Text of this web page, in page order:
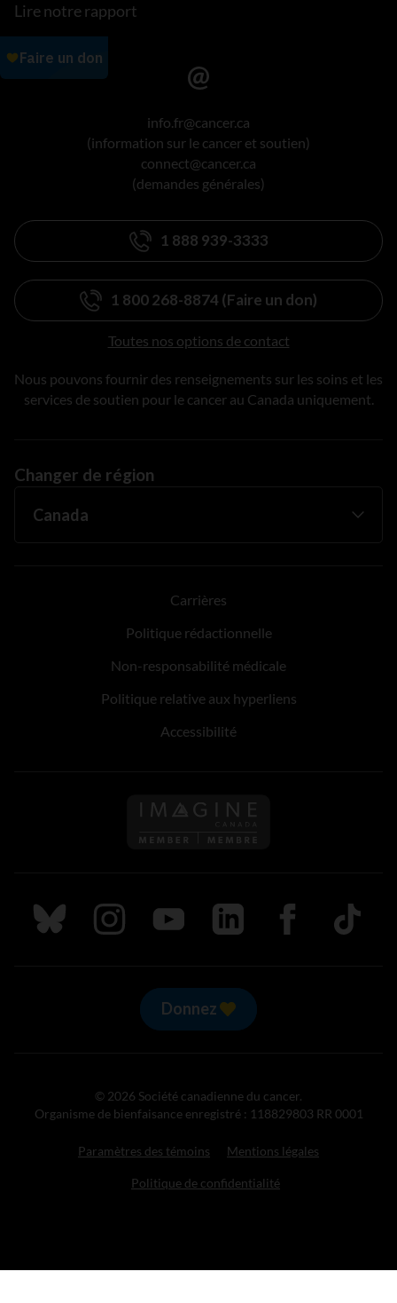
Lire notre rapport
info.fr@cancer.ca
(information sur le cancer et soutien)
connect@cancer.ca
(demandes générales)
1 888 939-3333
1 800 268-8874 (Faire un don)
Toutes nos options de contact
Nous pouvons fournir des renseignements sur les soins et les
services de soutien pour le cancer au Canada uniquement.
Changer de région
Carrières
Politique rédactionnelle
Non-responsabilité médicale
Politique relative aux hyperliens
Accessibilité
Suivez nous sur Bluesky
Suivez nous sur Instagram
Suivez nous sur Youtube
Suivez nous sur LinkedIn
Suivez nous sur
TikTok
Donnez
© 2026 Société canadienne du cancer.
Organisme de bienfaisance enregistré : 118829803 RR 0001
Paramètres des témoins Mentions légales
Politique de confidentialité